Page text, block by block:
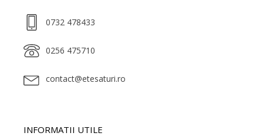
0732 478433
0256 475710
contact@etesaturi.ro
INFORMATII UTILE